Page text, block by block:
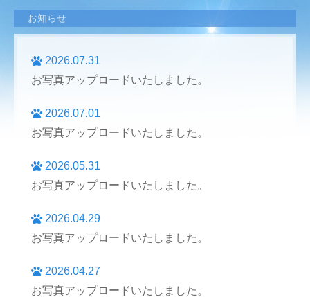
お知らせ
2026.07.31
お写真アップロードいたしました。
2026.07.01
お写真アップロードいたしました。
2026.05.31
お写真アップロードいたしました。
2026.04.29
お写真アップロードいたしました。
2026.04.27
お写真アップロードいたしました。